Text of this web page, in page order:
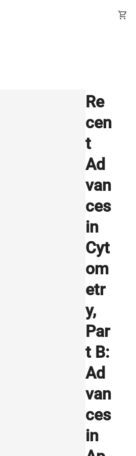
shopping_cart
Re
cen
t
Ad
van
ces
in
Cyt
om
etr
y,
Par
t B:
Ad
van
ces
in